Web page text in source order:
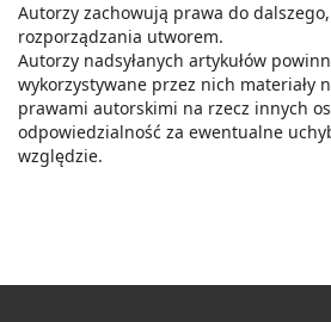
Autorzy zachowują prawa do
rozporządzania utworem.
Autorzy nadsyłanych artykułów
wykorzystywane przez nich materiały
prawami autorskimi na rzecz innych
odpowiedzialność za ewentualne
względzie.